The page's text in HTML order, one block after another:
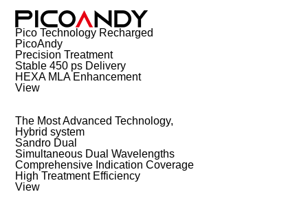
Pico Technology Recharged
PicoAndy
Precision Treatment
Stable 450 ps Delivery
HEXA MLA Enhancement
View
The Most Advanced Technology,
Hybrid system
Sandro Dual
Simultaneous Dual Wavelengths
Comprehensive Indication Coverage
High Treatment Efficiency
View